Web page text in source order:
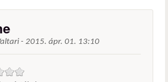
- 2015. ápr. 01. 13:10